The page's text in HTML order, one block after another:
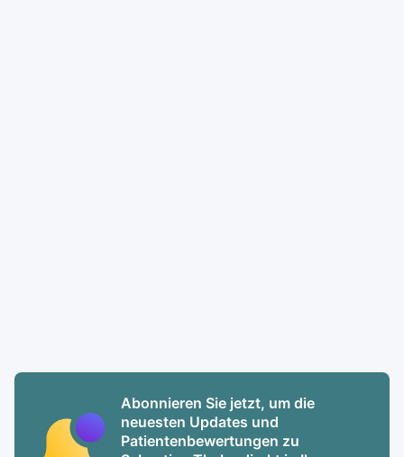
Abonnieren Sie jetzt, um die
neuesten Updates und
Patientenbewertungen zu